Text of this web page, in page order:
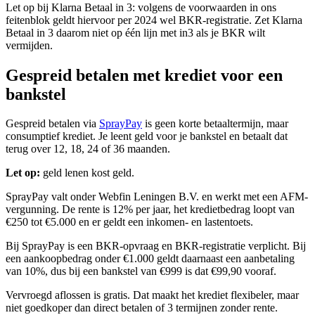
Let op bij Klarna Betaal in 3: volgens de voorwaarden in ons
feitenblok geldt hiervoor per 2024 wel BKR-registratie. Zet Klarna
Betaal in 3 daarom niet op één lijn met in3 als je BKR wilt
vermijden.
Gespreid betalen met krediet voor een
bankstel
Gespreid betalen via SprayPay is geen korte betaaltermijn, maar
consumptief krediet. Je leent geld voor je bankstel en betaalt dat
terug over 12, 18, 24 of 36 maanden.
Let op: geld lenen kost geld.
SprayPay valt onder Webfin Leningen B.V. en werkt met een AFM-
vergunning. De rente is 12% per jaar, het kredietbedrag loopt van
€250 tot €5.000 en er geldt een inkomen- en lastentoets.
Bij SprayPay is een BKR-opvraag en BKR-registratie verplicht. Bij
een aankoopbedrag onder €1.000 geldt daarnaast een aanbetaling
van 10%, dus bij een bankstel van €999 is dat €99,90 vooraf.
Vervroegd aflossen is gratis. Dat maakt het krediet flexibeler, maar
niet goedkoper dan direct betalen of 3 termijnen zonder rente.